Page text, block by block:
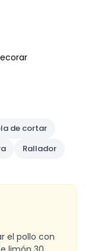
de cortar
Rallador
el pollo con